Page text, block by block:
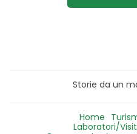
Storie da un
Home
Laboratori/